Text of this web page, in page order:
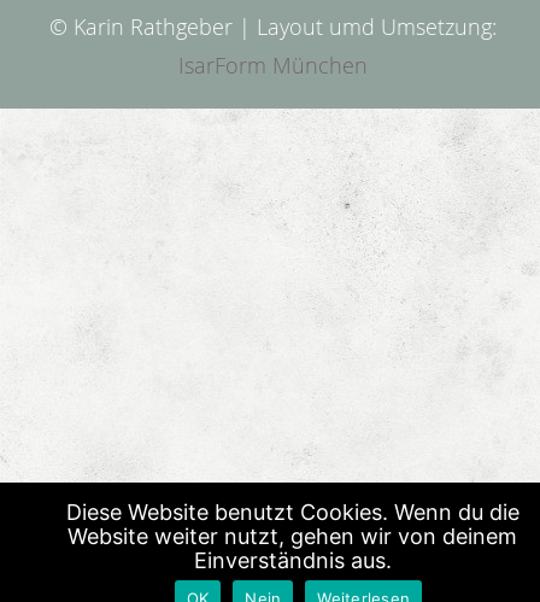
© Karin Rathgeber | Layout umd Umsetzung:
IsarForm München
Diese Website benutzt Cookies. Wenn du die
Website weiter nutzt, gehen wir von deinem
Einverständnis aus.
OK Nein Weiterlesen